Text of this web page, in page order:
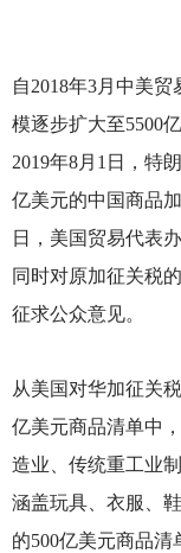
自2018年3月中美
模逐步扩大至5500
2019年8月1日，特
亿美元的中国商品
日，美国贸易代表
同时对原加征关税
征求公众意见。
从美国对华加征关
亿美元商品清单中
造业、传统重工业
涵盖玩具、衣服、
的500亿美元商品